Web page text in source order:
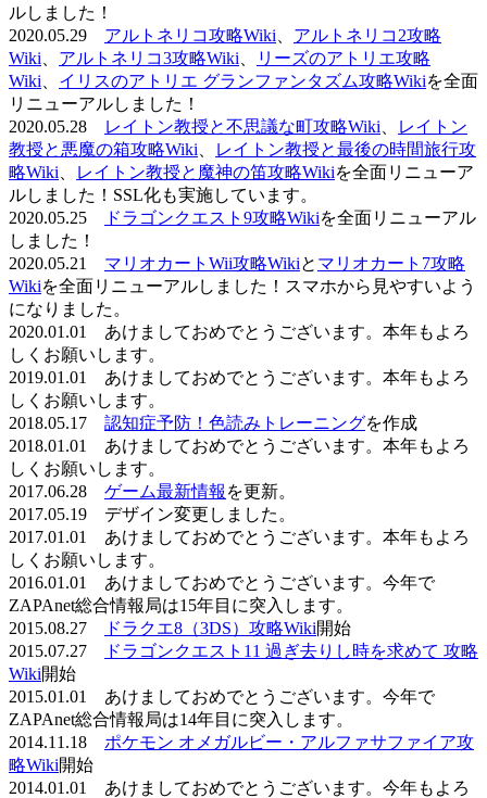
ルしました！
2020.05.29 アルトネリコ攻略Wiki
アルトネリコ2攻略
Wiki
アルトネリコ3攻略Wiki
リーズのアトリエ攻略
Wiki
イリスのアトリエ グランファンタズム攻略Wikiを全面
リニューアルしました！
2020.05.28
レイトン教授と不思議な町攻略Wiki
レイトン
教授と悪魔の箱攻略Wiki
レイトン教授と最後の時間旅行攻
略Wiki
レイトン教授と魔神の笛攻略Wikiを全面リニューア
ルしました！SSL化も実施しています。
2020.05.25
ドラゴンクエスト9攻略Wikiを全面リニューアル
しました！
2020.05.21 マリオカートWii攻略Wikiと マリオカート7攻略
Wikiを全面リニューアルしました！スマホから見やすいよう
になりました。
2020.01.01 あけましておめでとうございます。本年もよろ
しくお願いします。
2019.01.01 あけましておめでとうございます。本年もよろ
しくお願いします。
2018.05.17 認知症予防！色読みトレーニングを作成
2018.01.01 あけましておめでとうございます。本年もよろ
しくお願いします。
2017.06.28 ゲーム最新情報 を更新。
2017.05.19 デザイン変更しました。
2017.01.01 あけましておめでとうございます。本年もよろ
しくお願いします。
2016.01.01 あけましておめでとうございます。今年で
ZAPAnet総合情報局は15年目に突入します。
2015.08.27
ドラクエ8（3DS）攻略Wiki開始
2015.07.27
ドラゴンクエスト11 過ぎ去りし時を求めて 攻略
Wiki開始
2015.01.01 あけましておめでとうございます。今年で
ZAPAnet総合情報局は14年目に突入します。
2014.11.18 ポケモン オメガルビー・アルファサファイア攻
略Wiki開始
2014.01.01 あけましておめでとうございます。今年もよろ